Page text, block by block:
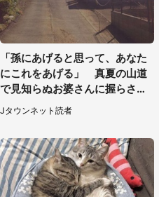
「孫にあげると思って、あなた
にこれをあげる」 真夏の山道
で見知らぬお婆さんに握らされ
たもの（山口県・30代女性）
Jタウンネット読者